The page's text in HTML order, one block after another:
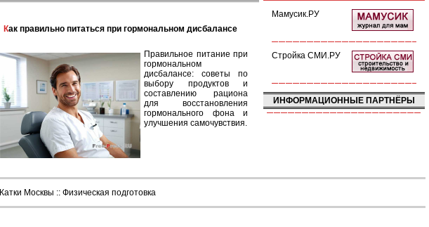
Как правильно питаться при гормональном дисбалансе
Правильное питание при
гормональном
дисбалансе: советы по
выбору продуктов и
составлению рациона
для восстановления
гормонального фона и
улучшения самочувствия.
Мамусик.РУ
Стройка СМИ.РУ
ИНФОРМАЦИОННЫЕ ПАРТНЁРЫ
Катки Москвы :: Физическая подготовка